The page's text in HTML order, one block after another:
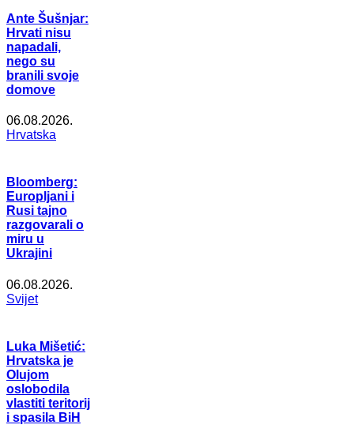
Ante Šušnjar:
Hrvati nisu
napadali,
nego su
branili svoje
domove
06.08.2026.
Hrvatska
Bloomberg:
Europljani i
Rusi tajno
razgovarali o
miru u
Ukrajini
06.08.2026.
Svijet
Luka Mišetić:
Hrvatska je
Olujom
oslobodila
vlastiti teritorij
i spasila BiH